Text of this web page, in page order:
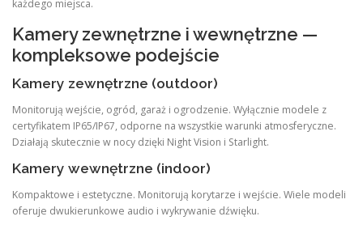
każdego miejsca.
Kamery zewnętrzne i wewnętrzne —
kompleksowe podejście
Kamery zewnętrzne (outdoor)
Monitorują wejście, ogród, garaż i ogrodzenie. Wyłącznie modele z
certyfikatem IP65/IP67, odporne na wszystkie warunki atmosferyczne.
Działają skutecznie w nocy dzięki Night Vision i Starlight.
Kamery wewnętrzne (indoor)
Kompaktowe i estetyczne. Monitorują korytarze i wejście. Wiele modeli
oferuje dwukierunkowe audio i wykrywanie dźwięku.